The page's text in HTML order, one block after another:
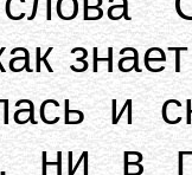
и
ни в